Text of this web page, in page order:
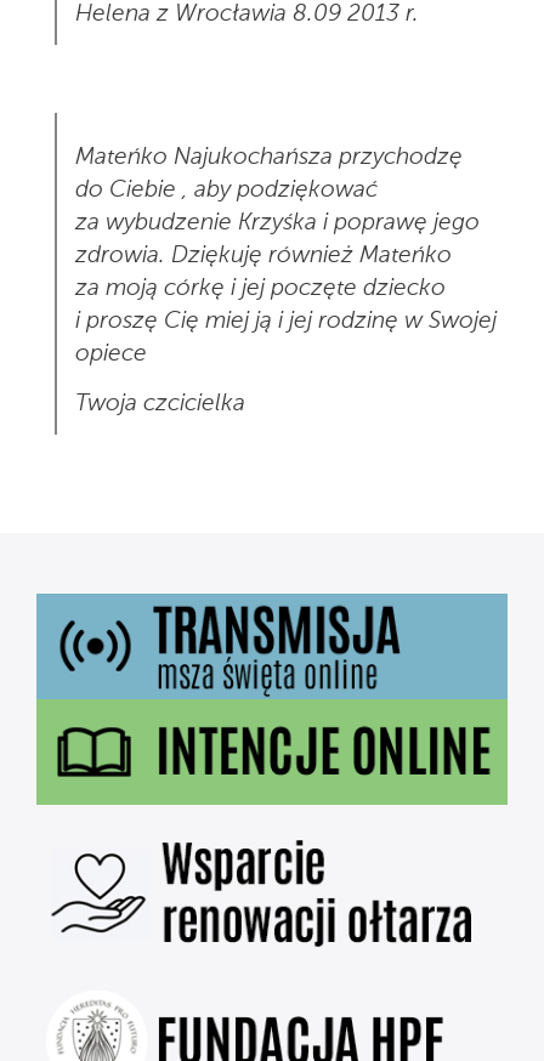
Helena z Wrocławia 8.09 2013 r.
Mateńko Najukochańsza przychodzę
do Ciebie , aby podziękować
za wybudzenie Krzyśka i poprawę jego
zdrowia. Dziękuję również Mateńko
za moją córkę i jej poczęte dziecko
i proszę Cię miej ją i jej rodzinę w Swojej
opiece
Twoja czcicielka